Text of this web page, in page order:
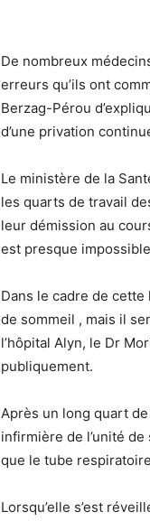
De nombreux
erreurs qu’ils ont
Berzag-Pérou
d’une privation
Le ministère de la
les quarts de travail
leur démission au
est presque
Dans le cadre de
de sommeil , mais il
l’hôpital Alyn, le Dr
publiquement.
Après un long quart
infirmière de l’unité
que le tube
Lorsqu’elle s’est